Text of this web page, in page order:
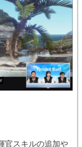
官スキルの追加や